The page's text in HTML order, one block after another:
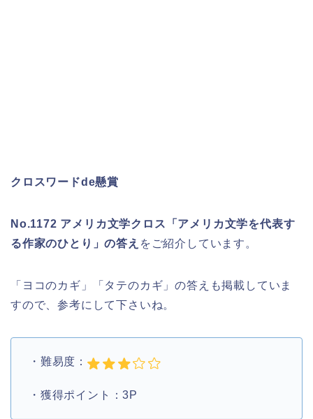
クロスワードde懸賞
No.1172 アメリカ文学クロス「アメリカ文学を代表す
る作家のひとり」の答え をご紹介しています。
「ヨコのカギ」「タテのカギ」の答えも掲載していま
すので、参考にして下さいね。
・難易度：
・獲得ポイント：3P